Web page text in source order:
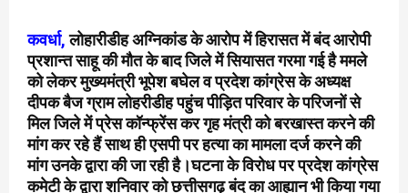
कवर्धा,लोहारीडीह अग्निकांड के आरोप में हिरासत में बंद आरोपी
प्रशान्त साहू की मौत के बाद जिले में सियासत गरमा गई है ममले
को लेकर मुख्यमंत्री भूपेश बघेल व प्रदेश कांग्रेस के अध्यक्ष
दीपक बैज ग्राम लोहरीडीह पहुंच पीड़ित परिवार के परिजनों से
मिल जिले में प्रेस कॉन्फ्रेंस कर गृह मंत्री को बरखास्त करने की
मांग कर रहे हैं साथ ही एसपी पर हत्या का मामला दर्ज करने की
मांग उनके द्वारा की जा रही है।घटना के विरोध पर प्रदेश कांग्रेस
कमेटी के द्वारा शनिवार को छत्तीसगढ़ बंद का आह्यान भी किया गया